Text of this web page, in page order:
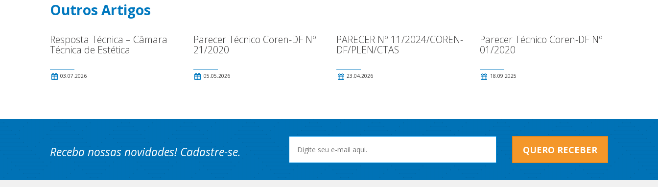
Outros Artigos
Resposta Técnica – Câmara
Técnica de Estética
03.07.2026
Parecer Técnico Coren-DF Nº
21/2020
05.05.2026
PARECER Nº 11/2024/COREN-
DF/PLEN/CTAS
23.04.2026
Parecer Técnico Coren-DF Nº
01/2020
18.09.2025
Receba nossas novidades! Cadastre-se. QUERO RECEBER